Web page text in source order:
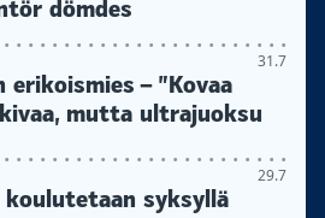
dömdes
31.7
– ”Kovaa
mutta ultrajuoksu
29.7
koulutetaan syksyllä